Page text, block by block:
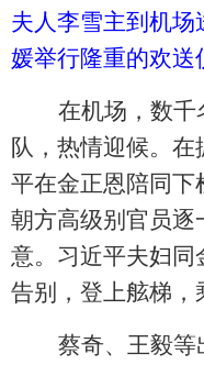
夫人李雪主到机
媛举行隆重的欢送
在机场，数千
队，热情迎候。
平在金正恩陪同下
朝方高级别官员逐
意。习近平夫妇同
告别，登上舷梯，
蔡奇、王毅等